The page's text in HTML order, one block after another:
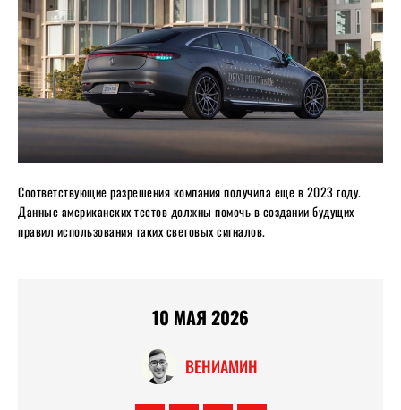
Соответствующие разрешения компания получила еще в 2023 году.
Данные американских тестов должны помочь в создании будущих
правил использования таких световых сигналов.
10 МАЯ 2026
ВЕНИАМИН